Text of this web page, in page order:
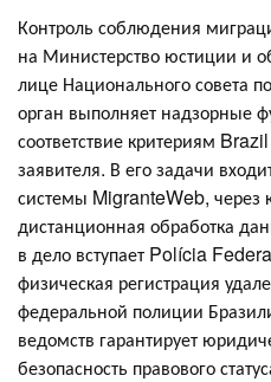
Контроль соблюдения
на Министерство юстиции и
лице Национального совета
орган выполняет надзорные
соответствие критериям
заявителя. В его задачи
системы MigranteWeb, через
дистанционная обработка
в дело вступает Polícia
физическая регистрация
федеральной полиции
ведомств гарантирует
безопасность правового